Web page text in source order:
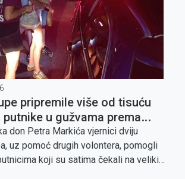
pripremile više od tisuću
u gužvama prema
don Petra Markića vjernici dviju
uz pomoć drugih volontera, pomogli
koji su satima čekali na velikim